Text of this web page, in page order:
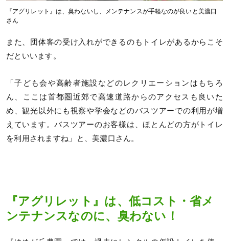
『アグリレット』は、臭わないし、メンテナンスが手軽なのが良いと美濃口
さん
また、団体客の受け入れができるのもトイレがあるからこそ
だといいます。
「子ども会や高齢者施設などのレクリエーションはもちろ
ん、ここは首都圏近郊で高速道路からのアクセスも良いた
め、観光以外にも視察や学会などのバスツアーでの利用が増
えています。バスツアーのお客様は、ほとんどの方がトイレ
を利用されますね」と、美濃口さん。
『アグリレット』は、低コスト・省メ
ンテナンスなのに、臭わない！